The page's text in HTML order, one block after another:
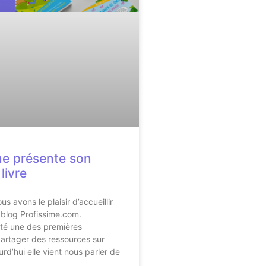
présente son
avons le plaisir d’accueillir
Profissime.com.
une des premières
des ressources sur
elle vient nous parler de